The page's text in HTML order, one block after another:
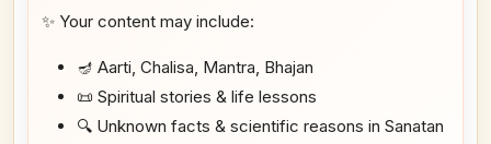
✨ Your content may include:
🪔 Aarti, Chalisa, Mantra, Bhajan
📜 Spiritual stories & life lessons
🔍 Unknown facts & scientific reasons in Sanatan